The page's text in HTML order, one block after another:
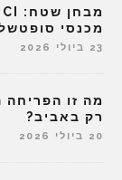
מכנסי
23 ביולי 2026
מה זו הפריחה
רק באביב?
20 ביולי 2026